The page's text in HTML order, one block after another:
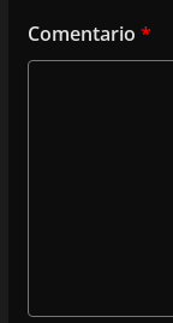
Comentario *